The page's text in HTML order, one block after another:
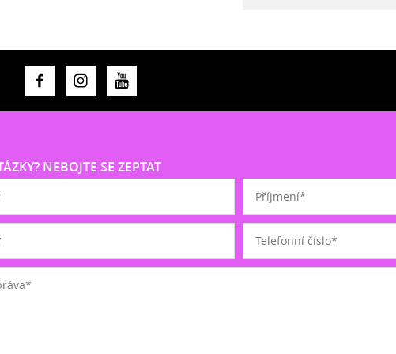
NEBOJTE SE ZEPTAT